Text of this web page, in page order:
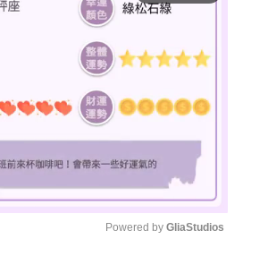
Powered by GliaStudios